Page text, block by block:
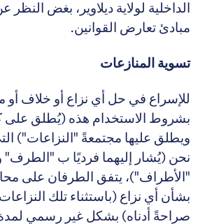
الداخلية لولاية ديلاوير، بغض النظر عن
مبادئ تعارض القوانين.
تسوية المنازعات
للإسراع في حل أي نزاع أو خلاف أو
بشروط الاستخدام هذه (يُطلق على كل
ويطلق عليها مجتمعةً "النزاعات") التي
نحن (يُشار إليهما فرديًا ب "الطرف"
"الأطراف")، يتفق الطرفان على
بشأن أي نزاع (باستثناء تلك النزاعات